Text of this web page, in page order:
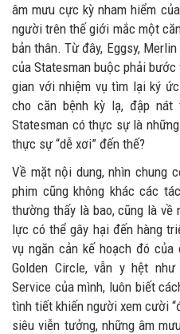
âm mưu cực kỳ nham hiểm
người trên thế giới mắc một
bản thân. Từ đây, Eggsy,
của Statesman buộc phải
gian với nhiệm vụ tìm lại ký
cho căn bệnh kỳ lạ, đập nát
Statesman có thực sự là
thực sự “dễ xơi” đến thế?
Về mặt nội dung, nhìn chung
phim cũng không khác các
thường thấy là bao, cũng là về
lực có thể gây hại đến hàng
vụ ngăn cản kế hoạch đó
Golden Circle, vẫn y hệt
Service của mình, luôn biết
tình tiết khiến người xem cười
siêu viễn tưởng, những âm